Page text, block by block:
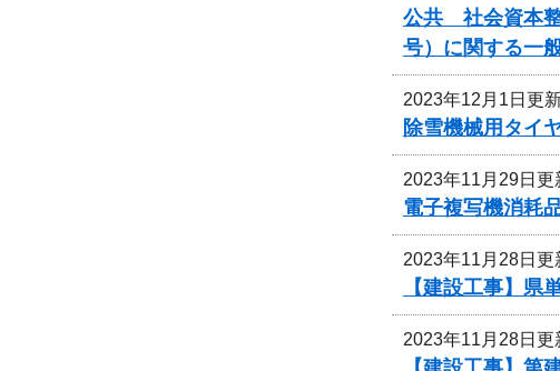
公共 社会資本整
号）に関する一
2023年12月1日更
除雪機械用タイ
2023年11月29日更
電子複写機消耗
2023年11月28日更
【建設工事】
2023年11月28日更